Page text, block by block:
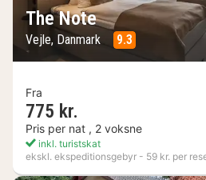
The Note
Vejle, Danmark 9.3
Fra
775 kr.
Pris per nat , 2 voksne
inkl. turistskat
ekskl. ekspeditionsgebyr - 59 kr. per